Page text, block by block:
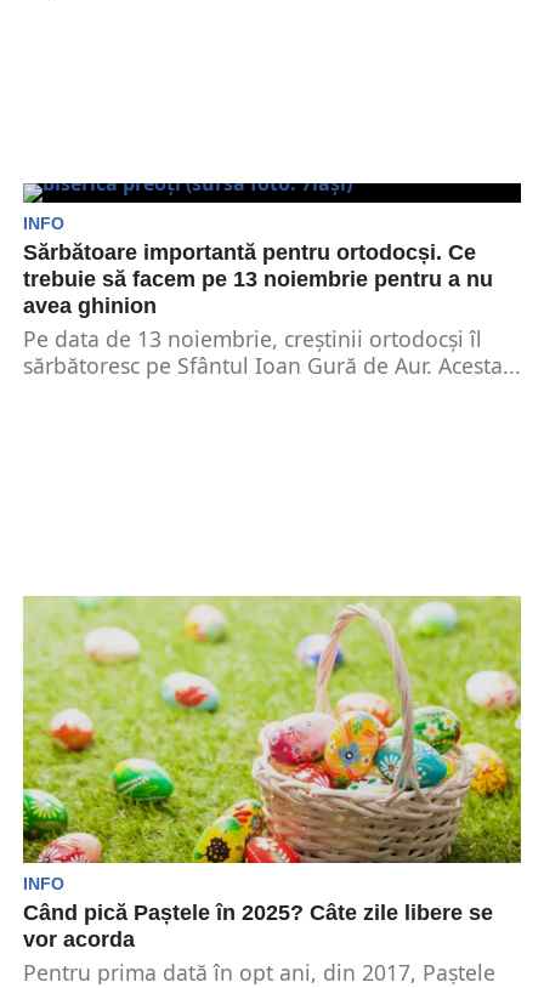
INFO
Sărbătoare importantă pentru ortodocși. Ce
trebuie să facem pe 13 noiembrie pentru a nu
avea ghinion
Pe data de 13 noiembrie, creștinii ortodocși îl
sărbătoresc pe Sfântul Ioan Gură de Aur. Acesta...
INFO
Când pică Paștele în 2025? Câte zile libere se
vor acorda
Pentru prima dată în opt ani, din 2017, Paștele